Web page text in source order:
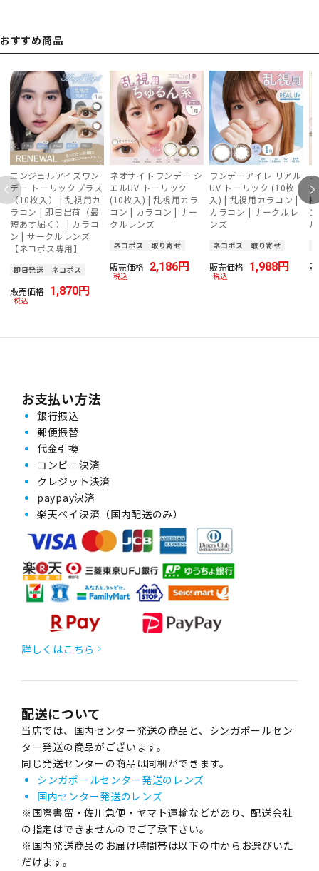
おすすめ商品
エンジェルアイズワン
デー トーリックプラス
（10枚入） | 乱視用カ
ラコン | 即日出荷（最
短あす届く） | カラコ
ン | サークルレンズ
【ネコポス専用】
即日発送 ネコポス
販売価格 1,870
税込
ネオサイトワンデー シ
エルUV トーリック
(10枚入) | 乱視用カラ
コン | カラコン | サー
クルレンズ
ネコポス 取り寄せ
販売価格 2,186
税込
ワンデーアイレ リアル
UV トーリック (10枚
入) | 乱視用カラコン |
カラコン | サークルレ
ンズ
ネコポス 取り寄せ
販売価格 1,988
税込
お支払い方法
銀行振込
郵便振替
代金引換
コンビニ決済
クレジット決済
paypay決済
楽天ペイ決済（国内配送のみ）
詳しくはこちら
配送について
当店では、国内センター発送の商品と、シンガポールセン
ター発送の商品がございます。
同じ発送センターの商品は同梱ができます。
シンガポールセンター発送のレンズ
国内センター発送のレンズ
※国際書留・佐川急便・ヤマト運輸などがあり、配送会社
の指定はできませんのでご了承下さい。
※国内発送商品のお届け時間帯は以下の中からお選びいた
だけます。